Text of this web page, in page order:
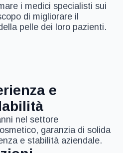
i medici specialisti sui
di migliorare il
pelle dei loro pazienti.
e
nel settore
garanzia di solida
e stabilità aziendale.